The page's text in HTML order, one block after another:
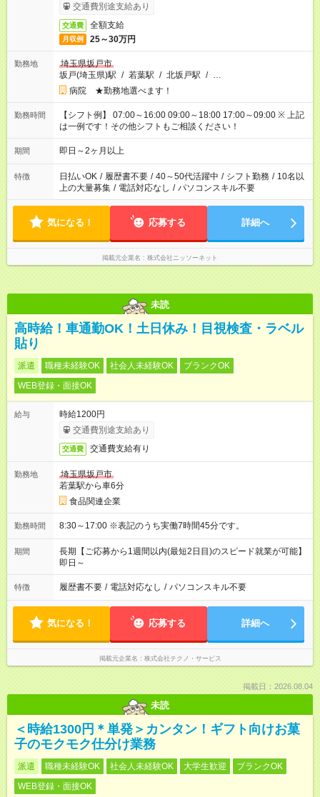
交通費別途支給あり
交通費 全額支給
月収例 25～30万円
勤務地
埼玉県坂戸市
坂戸(埼玉県)駅 / 若葉駅 / 北坂戸駅 / …
病院 ★勤務地選べます！
勤務時間
【シフト例】 07:00～16:00 09:00～18:00 17:00～09:00 ※ 上記
は一例です！その他シフトもご相談ください！
期間 即日～2ヶ月以上
特徴 日払いOK / 履歴書不要 / 40～50代活躍中 / シフト勤務 / 10名以
上の大量募集 / 電話対応なし / パソコンスキル不要
気になる！ 応募する 詳細へ
掲載元企業名 株式会社ニッソーネット
未読
高時給！車通勤OK！土日休み！目視検査・ラベル
貼り
派遣 職種未経験OK 社会人未経験OK
ブランクOK
WEB登録・面接OK
給与
時給1200円
交通費別途支給あり
交通費 交通費支給有り
勤務地
埼玉県坂戸市
若葉駅から車6分
食品関連企業
勤務時間 8:30～17:00 ※表記のうち実働7時間45分です。
期間
長期【ご応募から1週間以内(最短2日目)のスピード就業が可能】
即日～
特徴 履歴書不要 / 電話対応なし / パソコンスキル不要
気になる！ 応募する 詳細へ
掲載元企業名 株式会社テクノ・サービス
掲載日：2026.08.04
未読
＜時給1300円＊単発＞カンタン！ギフト向けお菓
子のモクモク仕分け業務
派遣 職種未経験OK 社会人未経験OK 大学生歓迎
ブランクOK
WEB登録・面接OK